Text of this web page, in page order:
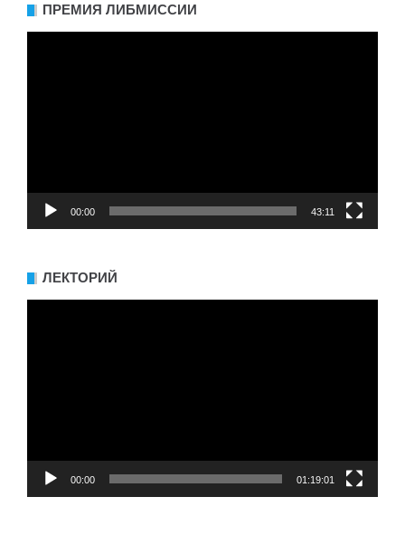
ПРЕМИЯ ЛИБМИССИИ
00:00 43:11
ЛЕКТОРИЙ
00:00 01:19:01